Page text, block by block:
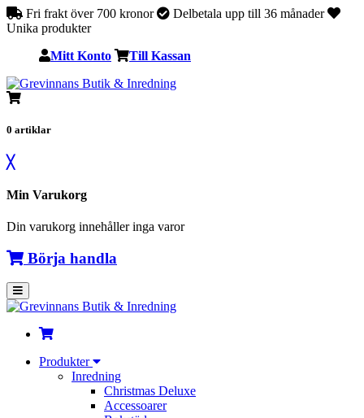
Fri frakt över 700 kronor
Delbetala upp till 36 månader
Unika produkter
Mitt Konto Till Kassan
0 artiklar
╳
Min Varukorg
Din varukorg innehåller inga varor
Börja handla
Produkter
Inredning
Christmas Deluxe
Accessoarer